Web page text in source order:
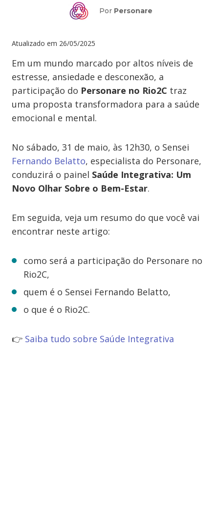
Por Personare
Atualizado em 26/05/2025
Em um mundo marcado por altos níveis de
estresse, ansiedade e desconexão, a
participação do Personare no Rio2C traz
uma proposta transformadora para a saúde
emocional e mental.
No sábado, 31 de maio, às 12h30, o Sensei
Fernando Belatto, especialista do Personare,
conduzirá o painel Saúde Integrativa: Um
Novo Olhar Sobre o Bem-Estar.
Em seguida, veja um resumo do que você vai
encontrar neste artigo:
como será a participação do Personare no
Rio2C,
quem é o Sensei Fernando Belatto,
o que é o Rio2C.
👉 Saiba tudo sobre Saúde Integrativa